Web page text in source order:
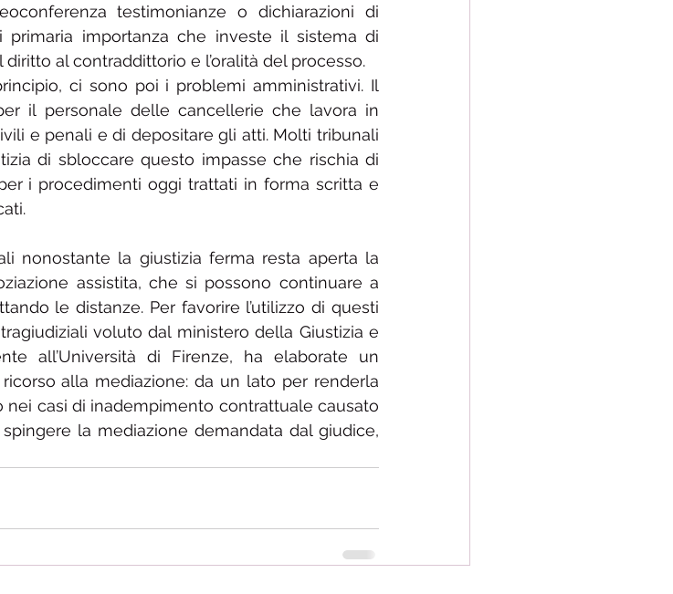
testimonianze o dichiarazioni di
importanza che investe il sistema di
al contraddittorio e l’oralità del processo.
ci sono poi i problemi amministrativi. Il
il personale delle cancellerie che lavora in
e penali e di depositare gli atti. Molti tribunali
di sbloccare questo impasse che rischia di
i procedimenti oggi trattati in forma scritta e
nonostante la giustizia ferma resta aperta la
assistita, che si possono continuare a
le distanze. Per favorire l’utilizzo di questi
voluto dal ministero della Giustizia e
all’Università di Firenze, ha elaborate un
alla mediazione: da un lato per renderla
casi di inadempimento contrattuale causato
spingere la mediazione demandata dal giudice,